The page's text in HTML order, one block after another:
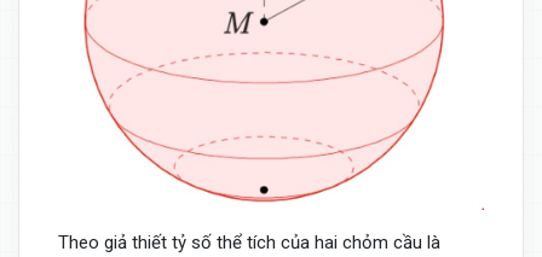
Theo giả thiết tỷ số thể tích của hai chỏm cầu là